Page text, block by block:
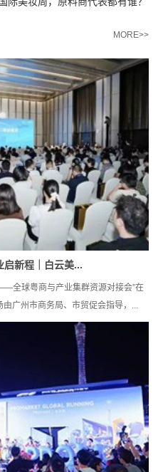
MORE>>
启新程｜白云美...
全球粤商与产业集群资源对接会”在
广州市商务局、市贸促会指导，...